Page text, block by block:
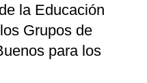
la Educación
Grupos de
para los